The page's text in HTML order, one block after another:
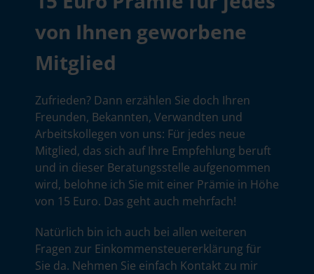
von Ihnen geworbene
Mitglied
Zufrieden? Dann erzählen Sie doch Ihren
Freunden, Bekannten, Verwandten und
Arbeitskollegen von uns: Für jedes neue
Mitglied, das sich auf Ihre Empfehlung beruft
und in dieser Beratungsstelle aufgenommen
wird, belohne ich Sie mit einer Prämie in Höhe
von 15 Euro. Das geht auch mehrfach!
Natürlich bin ich auch bei allen weiteren
Fragen zur Einkommensteuererklärung für
Sie da. Nehmen Sie einfach Kontakt zu mir